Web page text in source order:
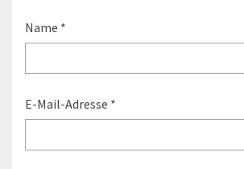
Name *
E-Mail-Adresse *